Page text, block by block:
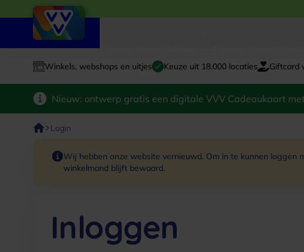
Winkels, webshops en uitjes Keuze uit 18.000 locaties Giftcard
Nieuw: ontwerp gratis een digitale VVV Cadeaukaart
Login
Wij hebben onze website vernieuwd. Om in te kunnen loggen
winkelmand blijft bewaard.
Inloggen